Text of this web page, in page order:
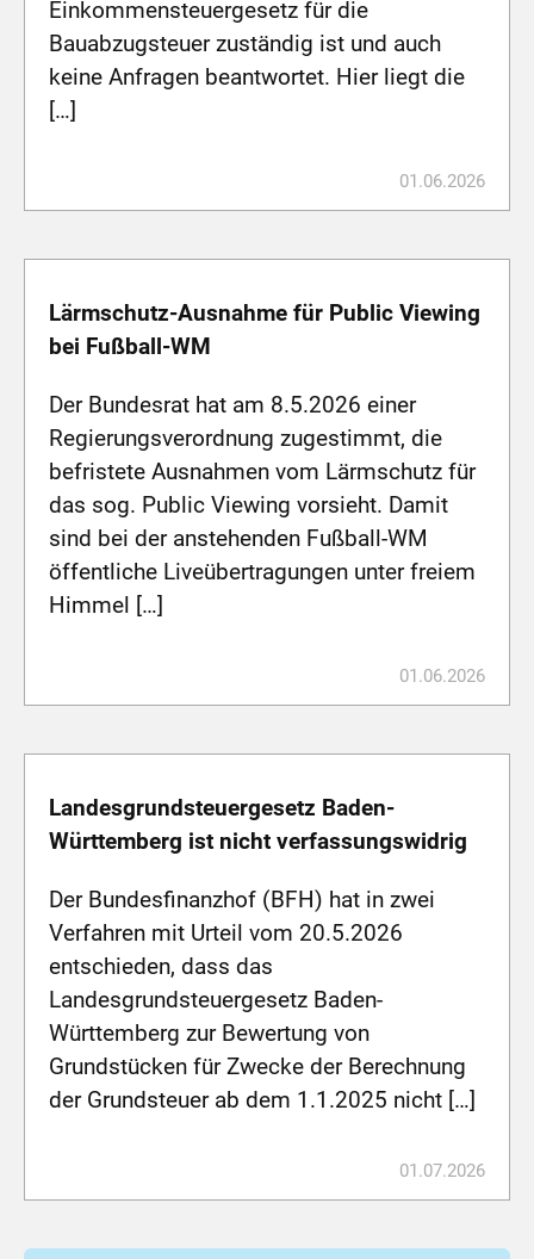
Einkommensteuergesetz für die
Bauabzugsteuer zuständig ist und auch
keine Anfragen beantwortet. Hier liegt die
[…]
01.06.2026
Lärmschutz-Ausnahme für Public Viewing
bei Fußball-WM
Der Bundesrat hat am 8.5.2026 einer
Regierungsverordnung zugestimmt, die
befristete Ausnahmen vom Lärmschutz für
das sog. Public Viewing vorsieht. Damit
sind bei der anstehenden Fußball-WM
öffentliche Liveübertragungen unter freiem
Himmel […]
01.06.2026
Landesgrundsteuergesetz Baden-
Württemberg ist nicht verfassungswidrig
Der Bundesfinanzhof (BFH) hat in zwei
Verfahren mit Urteil vom 20.5.2026
entschieden, dass das
Landesgrundsteuergesetz Baden-
Württemberg zur Bewertung von
Grundstücken für Zwecke der Berechnung
der Grundsteuer ab dem 1.1.2025 nicht […]
01.07.2026